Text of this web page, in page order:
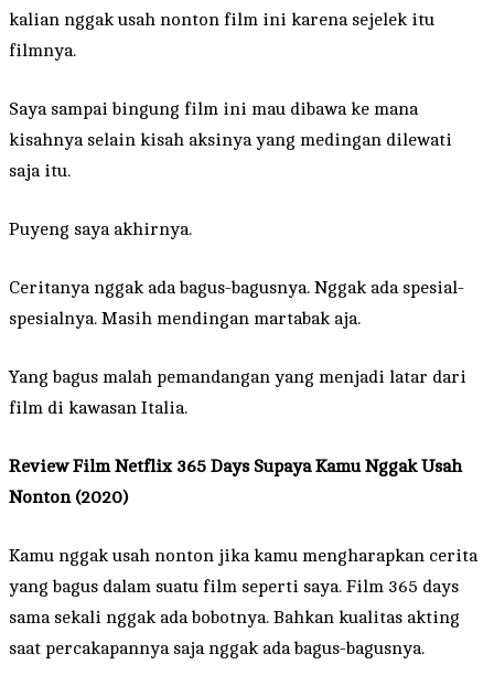
kalian nggak usah nonton film ini karena sejelek itu
filmnya.
Saya sampai bingung film ini mau dibawa ke mana
kisahnya selain kisah aksinya yang medingan dilewati
saja itu.
Puyeng saya akhirnya.
Ceritanya nggak ada bagus-bagusnya. Nggak ada spesial-
spesialnya. Masih mendingan martabak aja.
Yang bagus malah pemandangan yang menjadi latar dari
film di kawasan Italia.
Review Film Netflix 365 Days Supaya Kamu Nggak Usah
Nonton (2020)
Kamu nggak usah nonton jika kamu mengharapkan cerita
yang bagus dalam suatu film seperti saya. Film 365 days
sama sekali nggak ada bobotnya. Bahkan kualitas akting
saat percakapannya saja nggak ada bagus-bagusnya.